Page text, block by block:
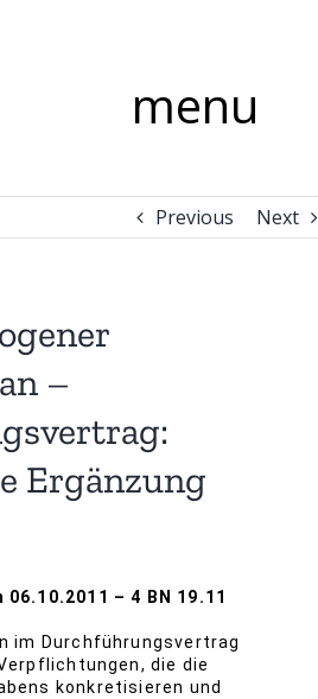
menu
Previous Next
–
Ergänzung
06.10.2011 – 4 BN 19.11
im Durchführungsvertrag
die die
konkretisieren und